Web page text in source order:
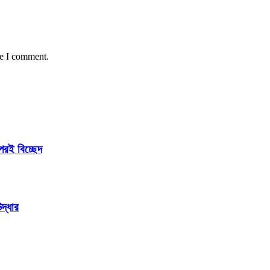
I comment.
বিচ্ছেদ